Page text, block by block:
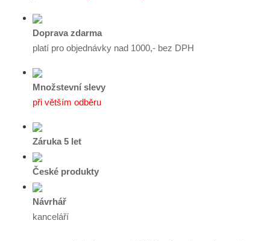
Doprava zdarma
platí pro objednávky nad 1000,- bez DPH
Množstevní slevy
při větším odběru
Záruka 5 let
České produkty
Návrhář
kanceláří